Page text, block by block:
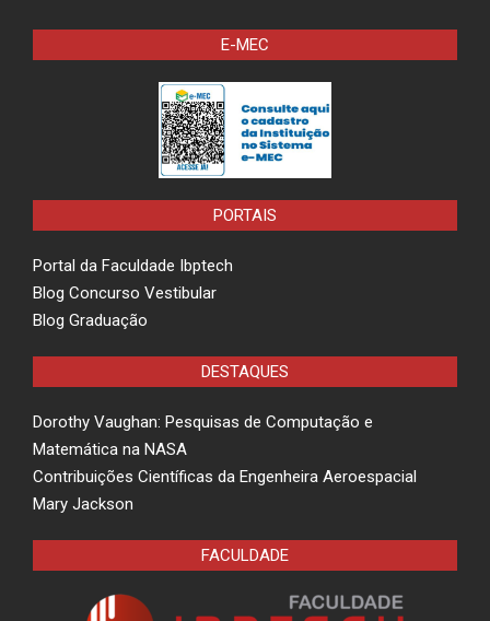
E-MEC
PORTAIS
Portal da Faculdade Ibptech
Blog Concurso Vestibular
Blog Graduação
DESTAQUES
Dorothy Vaughan: Pesquisas de Computação e
Matemática na NASA
Contribuições Científicas da Engenheira Aeroespacial
Mary Jackson
FACULDADE